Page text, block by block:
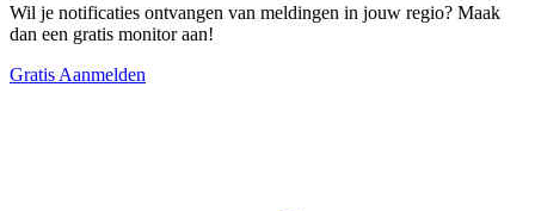
Wil je notificaties ontvangen van meldingen in jouw regio? Maak
dan een gratis monitor aan!
Gratis Aanmelden